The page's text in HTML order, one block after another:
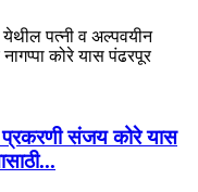
येथील पत्नी व अल्पवयीन
कोरे यास पंढरपूर
प्रकरणी संजय कोरे यास